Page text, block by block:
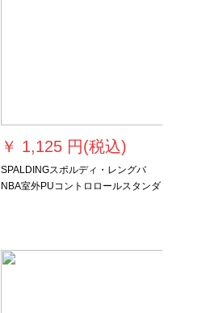
￥ 1,125 円(税込)
SPALDINGスポルディ・レングバ
NBA室外PUコントロロールスタンダ